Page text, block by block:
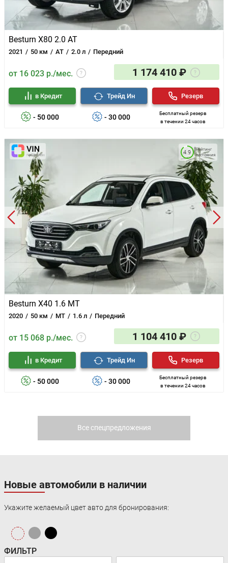
Besturn X80 2.0 AT
2021 50 км AT 2.0 л Передний
от 16 023 р./мес. 1 174 410 ₽
- 50 000
в Кредит
- 30 000
Трейд Ин
Бесплатный резерв
в течении 24 часов
Резерв
Besturn X40 1.6 MT
2020 50 км MT 1.6 л Передний
Рейтинг
состояния
4.9
от 15 068 р./мес. 1 104 410 ₽
- 50 000
в Кредит
- 30 000
Трейд Ин
Бесплатный резерв
в течении 24 часов
Резерв
Все спецпредложения
Новые автомобили в наличии
Укажите желаемый цвет авто для бронирования:
ФИЛЬТР